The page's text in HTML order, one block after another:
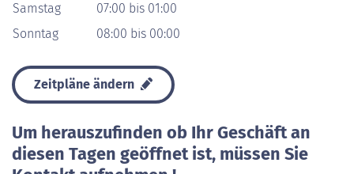
Samstag
07:00 bis 01:00
Sonntag
08:00 bis 00:00
Zeitpläne ändern
Um herauszufinden ob Ihr Geschäft an
diesen Tagen geöffnet ist, müssen Sie